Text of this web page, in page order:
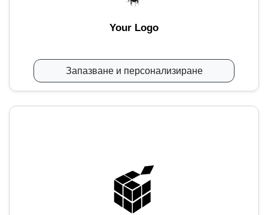
Your Logo
Запазване и персонализиране